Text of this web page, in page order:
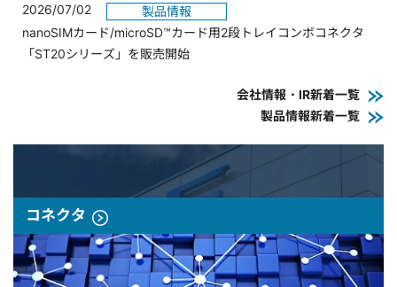
2026/07/02
製品情報
nanoSIMカード/microSD™カード用2段トレイコンボコネクタ
「ST20シリーズ」を販売開始
会社情報・IR新着一覧
製品情報新着一覧
コネクタ